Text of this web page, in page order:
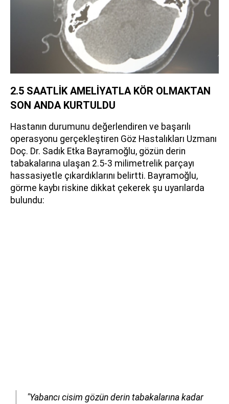
2.5 SAATLİK AMELİYATLA KÖR OLMAKTAN
SON ANDA KURTULDU
Hastanın durumunu değerlendiren ve başarılı
operasyonu gerçekleştiren Göz Hastalıkları Uzmanı
Doç. Dr. Sadık Etka Bayramoğlu, gözün derin
tabakalarına ulaşan 2.5-3 milimetrelik parçayı
hassasiyetle çıkardıklarını belirtti. Bayramoğlu,
görme kaybı riskine dikkat çekerek şu uyarılarda
bulundu:
"Yabancı cisim gözün derin tabakalarına kadar